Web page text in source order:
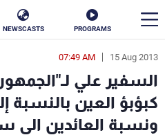
PROGRAMS
NEWSCASTS
15 Aug 2013
07:49 AM
السفير علي
كبؤبؤ العين بالنسبة
ونسبة العائدين الى
en
الأخبار
سياسة